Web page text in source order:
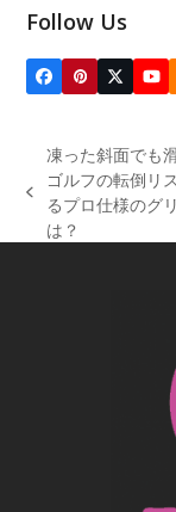
Follow Us
Facebook
Pinterest
Twitter
previous
post:
凍った斜面でも
ゴルフの転倒リ
るプロ仕様のグ
は？